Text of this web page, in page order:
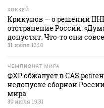
ХОККЕЙ
Крикунов — о решении
отстранение России:
допустят. Что‑то они
31 июля 13:10
ЧЕМПИОНАТ МИРА
ФХР обжалует в CAS
недопуске сборной
мира
30 июля 19:31